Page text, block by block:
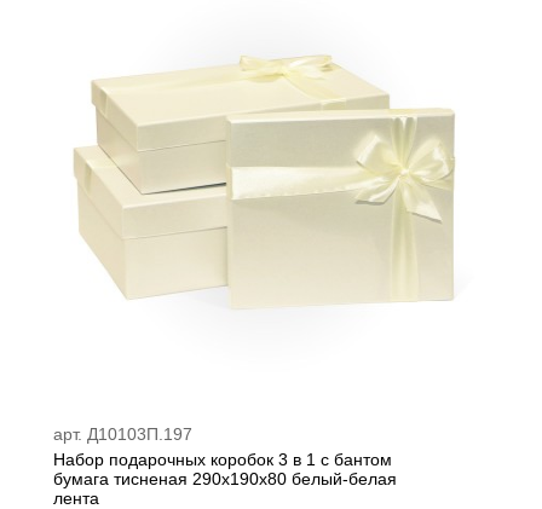
арт. Д10103П.197
Набор подарочных коробок 3 в 1 с бантом
бумага тисненая 290x190x80 белый-белая
лента